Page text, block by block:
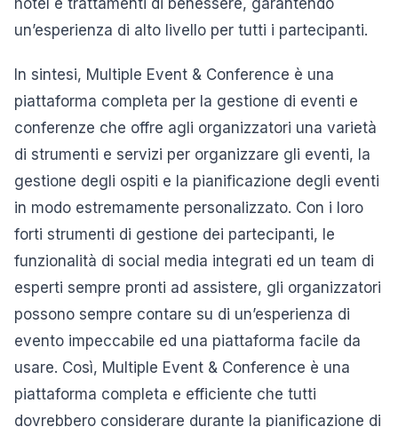
hotel e trattamenti di benessere, garantendo
un’esperienza di alto livello per tutti i partecipanti.
In sintesi, Multiple Event & Conference è una
piattaforma completa per la gestione di eventi e
conferenze che offre agli organizzatori una varietà
di strumenti e servizi per organizzare gli eventi, la
gestione degli ospiti e la pianificazione degli eventi
in modo estremamente personalizzato. Con i loro
forti strumenti di gestione dei partecipanti, le
funzionalità di social media integrati ed un team di
esperti sempre pronti ad assistere, gli organizzatori
possono sempre contare su di un’esperienza di
evento impeccabile ed una piattaforma facile da
usare. Così, Multiple Event & Conference è una
piattaforma completa e efficiente che tutti
dovrebbero considerare durante la pianificazione di